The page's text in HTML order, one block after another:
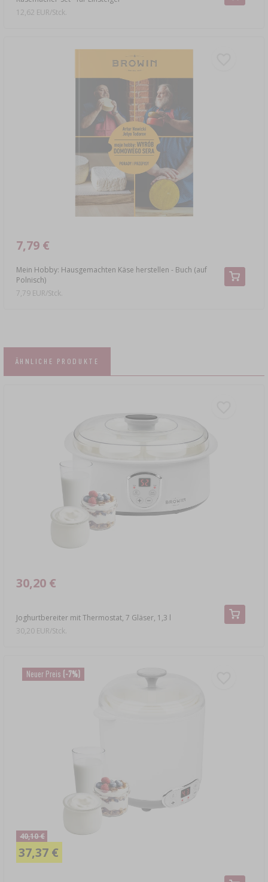
12,62 EUR/Stck.
Mein Hobby: Hausgemachten Käse herstellen - Buch (auf
Polnisch)
7,79 €
7,79 EUR/Stck.
ÄHNLICHE PRODUKTE
Joghurtbereiter mit Thermostat, 7 Gläser, 1,3 l
30,20 €
30,20 EUR/Stck.
Neuer Preis (-7%)
40,10 €
37,37 €